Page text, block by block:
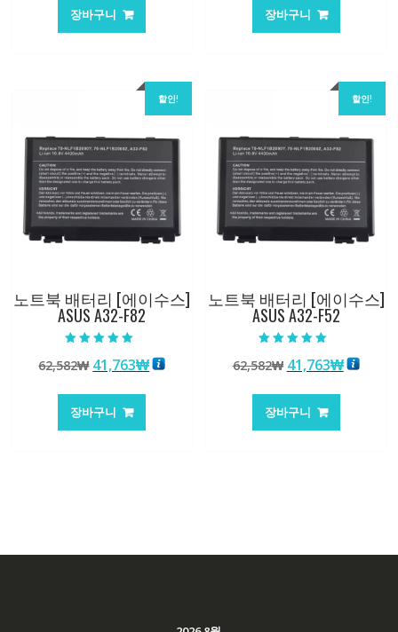
가
격:
장바구니
가
격:
장바구니
할인!
노트북 배터리 [에이수스]
ASUS A32-F82
5.00
로 평가됨
62,582₩ 원
가
격:
41,763₩현
장바구니
할인!
노트북 배터리 [에이수스]
ASUS A32-F52
5.00
로 평가됨
62,582₩ 원
가
격:
41,763₩현
장바구니